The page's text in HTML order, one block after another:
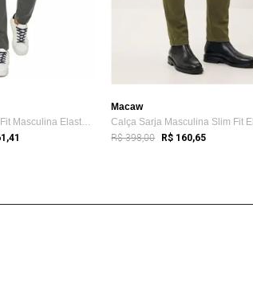
Calça Sarja Slim Fit Masculina Elastano ...
Macaw
R$ 398,00 R$ 160,65